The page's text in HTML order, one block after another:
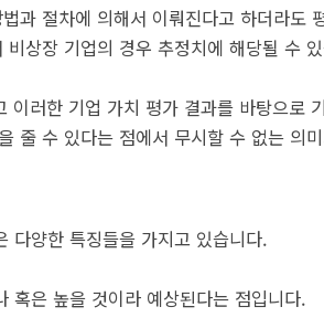
과 절차에 의해서 이뤄진다고 하더라도
상장 기업의 경우 추정치에 해당될 수
러한 기업 가치 평가 결과를 바탕으로
줄 수 있다는 점에서 무시할 수 없는 의
다양한 특징들을 가지고 있습니다.
혹은 높을 것이라 예상된다는 점입니다.